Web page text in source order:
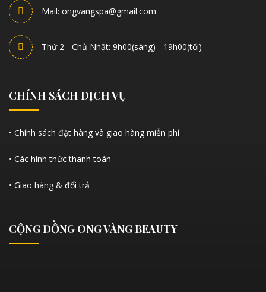
Mail: ongvangspa@gmail.com
Thứ 2 - Chủ Nhật: 9h00(sáng) - 19h00(tối)
CHÍNH SÁCH DỊCH VỤ
• Chính sách đặt hàng và giao hàng miễn phí
• Các hình thức thanh toán
• Giao hàng & đổi trả
CỘNG ĐỒNG ONG VÀNG BEAUTY